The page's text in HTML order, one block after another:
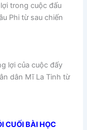
trong cuộc đấu
Phi từ sau chiến
lợi của cuộc đấy
dân Mĩ La Tinh từ
CUỐI BÀI HỌC